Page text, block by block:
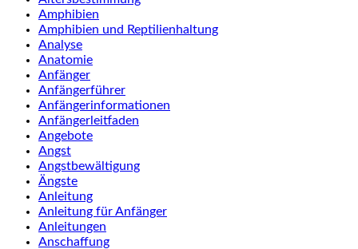
Amphibien
Amphibien und Reptilienhaltung
Analyse
Anatomie
Anfänger
Anfängerführer
Anfängerinformationen
Anfängerleitfaden
Angebote
Angst
Angstbewältigung
Ängste
Anleitung
Anleitung für Anfänger
Anleitungen
Anschaffung